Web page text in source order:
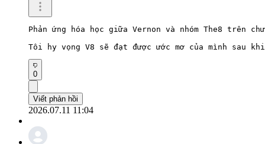
Phản ứng hóa học giữa Vernon và nhóm The8 trên
Tôi hy vọng V8 sẽ đạt được ước mơ của mình sau
0
Viết phản hồi
2026.07.11 11:04